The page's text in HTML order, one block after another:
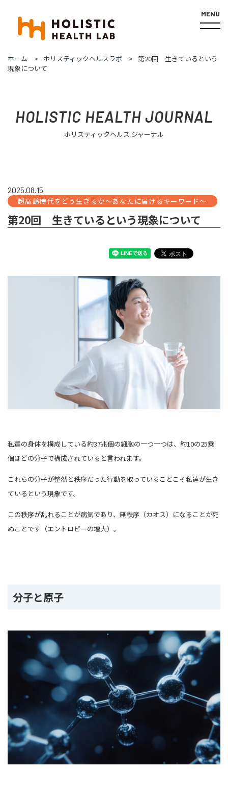
MENU
ホーム ホリスティックヘルスラボ
第20回 生きているという
現象について
HOLISTIC HEALTH JOURNAL
ホリスティックヘルス ジャーナル
2025.08.15
超高齢時代をどう生きるか～あなたに届けるキーワード～
第20回 生きているという現象について
私達の身体を構成している約37兆個の細胞の一つ一つは、約10の25乗
個ほどの分子で構成されていると言われます。
これらの分子が整然と秩序だった行動を取っていることこそ私達が生き
ているという現象です。
この秩序が乱れることが病気であり、無秩序（カオス）になることが死
ぬことです（エントロピーの増大）。
分子と原子